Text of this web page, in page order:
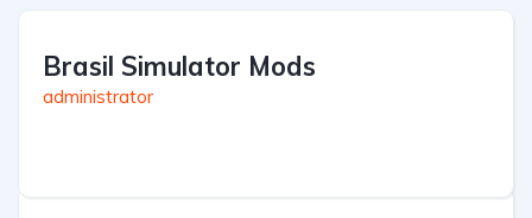
Brasil Simulator Mods
administrator